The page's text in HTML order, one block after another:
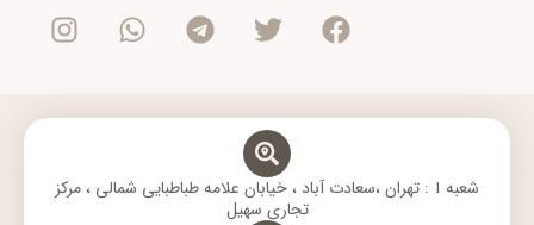
c
e
o
i
t
e
r
l
e
r
a
t
a
s
t
g
m
شعبه 1 : تهران ،سعادت آباد ، خیابان علامه طباطبایی شمالی ، مرکز
تجاری سهیل